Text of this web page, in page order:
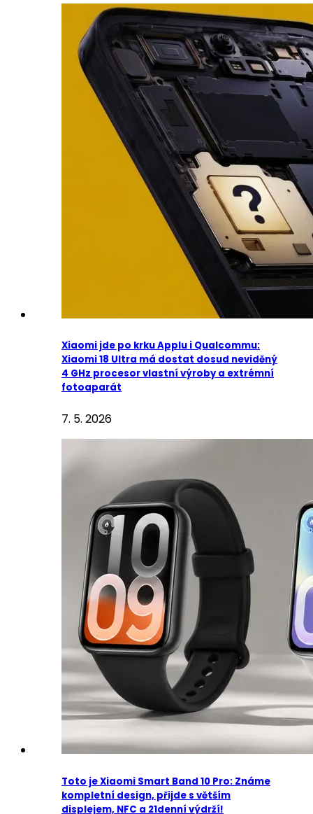
Xiaomi jde po krku Applu i Qualcommu:
Xiaomi 18 Ultra má dostat dosud neviděný
4 GHz procesor vlastní výroby a extrémní
fotoaparát
7. 5. 2026
Toto je Xiaomi Smart Band 10 Pro: Známe
kompletní design, přijde s větším
displejem, NFC a 21denní výdrží!